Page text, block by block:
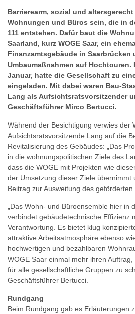
Barrierearm, sozial und
Wohnungen und Büros sein, die in
111 entstehen. Dafür baut die
Saarland, kurz WOGE Saar, ein
Finanzamtsgebäude in Saarbrücken
Umbaumaßnahmen auf Hochtouren.
Januar, hatte die Gesellschaft zu
eingeladen. Mit dabei waren Bau-
Lang als Aufsichtsratsvorsitzender
Geschäftsführer Mirco Bertucci.
Während der Besichtigung verwies der
Aufsichtsratsvorsitzende Lang auf die
Revitalisierung des Gebäudes: „Das
in die wohnungspolitischen Ziele des
dass die WOGE mit Projekten wie
der Umsetzung dieser Ziele übernimmt
Beitrag zur Ausweitung des geförderten
„Das Wohn- und Büroensemble hier in
verbindet gebäudetechnische Effizienz
Verantwortung. Es bietet klug
attraktive Arbeitsatmosphäre ebenso
hochwertigen und bezahlbaren
WOGE Saar einmal mehr ihren
für alle gesellschaftliche Gruppen zu
Geschäftsführer Bertucci.
Rundgang
Beim Rundgang gab es Erläuterungen